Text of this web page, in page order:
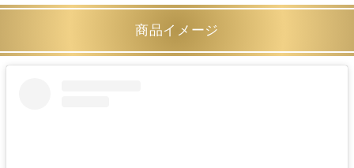
商品イメージ